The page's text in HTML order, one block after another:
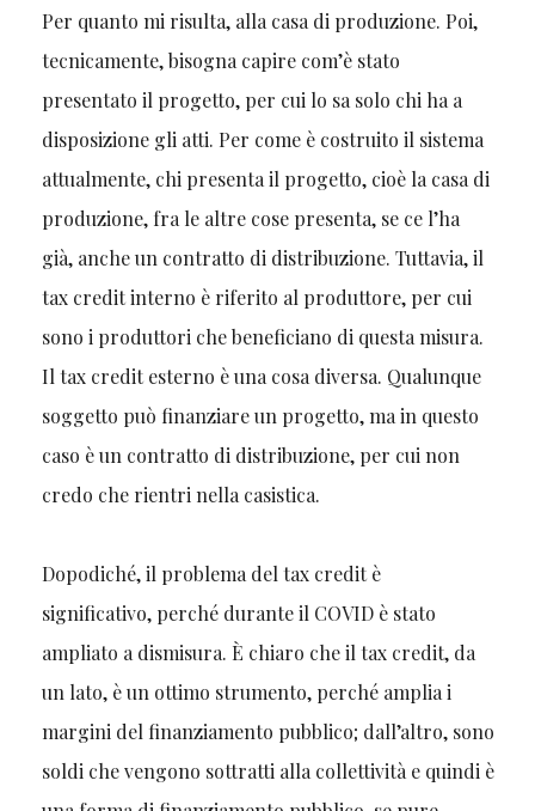
Per quanto mi risulta, alla casa di produzione. Poi,
tecnicamente, bisogna capire com’è stato
presentato il progetto, per cui lo sa solo chi ha a
disposizione gli atti. Per come è costruito il sistema
attualmente, chi presenta il progetto, cioè la casa di
produzione, fra le altre cose presenta, se ce l’ha
già, anche un contratto di distribuzione. Tuttavia, il
tax credit interno è riferito al produttore, per cui
sono i produttori che beneficiano di questa misura.
Il tax credit esterno è una cosa diversa. Qualunque
soggetto può finanziare un progetto, ma in questo
caso è un contratto di distribuzione, per cui non
credo che rientri nella casistica.
Dopodiché, il problema del tax credit è
significativo, perché durante il COVID è stato
ampliato a dismisura. È chiaro che il tax credit, da
un lato, è un ottimo strumento, perché amplia i
margini del finanziamento pubblico; dall’altro, sono
soldi che vengono sottratti alla collettività e quindi è